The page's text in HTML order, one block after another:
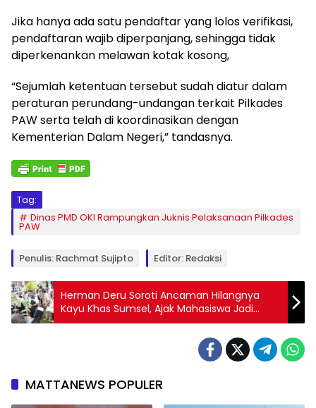
Jika hanya ada satu pendaftar yang lolos verifikasi,
pendaftaran wajib diperpanjang, sehingga tidak
diperkenankan melawan kotak kosong,
“Sejumlah ketentuan tersebut sudah diatur dalam
peraturan perundang-undangan terkait Pilkades
PAW serta telah di koordinasikan dengan
Kementerian Dalam Negeri,” tandasnya.
Tag:
Dinas PMD OKI Rampungkan Juknis Pelaksanaan Pilkades
PAW
Penulis: Rachmat Sujipto Editor: Redaksi
Herman Deru Soroti Ancaman Hilangnya
Kayu Khas Sumsel, Ajak Mahasiswa Jadi
Garda Pelestarian Hutan
MATTANEWS POPULER